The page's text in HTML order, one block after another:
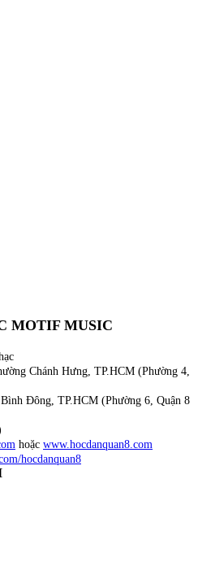
MOTIF MUSIC
Chánh Hưng, TP.HCM (Phường 4,
Đông, TP.HCM (Phường 6, Quận 8
hoặc www.hocdanquan8.com
hocdanquan8